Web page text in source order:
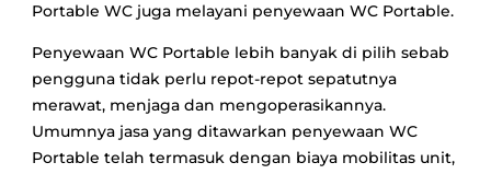
Portable WC juga melayani penyewaan WC Portable.
Penyewaan WC Portable lebih banyak di pilih sebab
pengguna tidak perlu repot-repot sepatutnya
merawat, menjaga dan mengoperasikannya.
Umumnya jasa yang ditawarkan penyewaan WC
Portable telah termasuk dengan biaya mobilitas unit,